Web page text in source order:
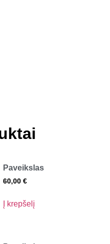
Paveikslas
60,00 €
Į krepšelį